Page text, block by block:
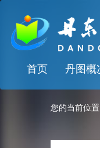
首页 丹图概
您的当前位置